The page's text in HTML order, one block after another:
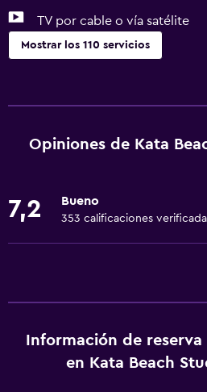
TV por cable o vía satélite
Mostrar los 110 servicios
Vista al jardín
Vista a la montaña
Habitaciones insonorizadas
Insonorización
Opiniones de Kata
7,2 Bueno
353 calificaciones
Información de
en Kata Beach